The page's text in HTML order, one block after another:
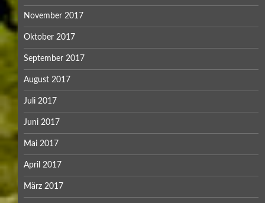
November 2017
Oktober 2017
September 2017
August 2017
Juli 2017
Juni 2017
Mai 2017
April 2017
März 2017